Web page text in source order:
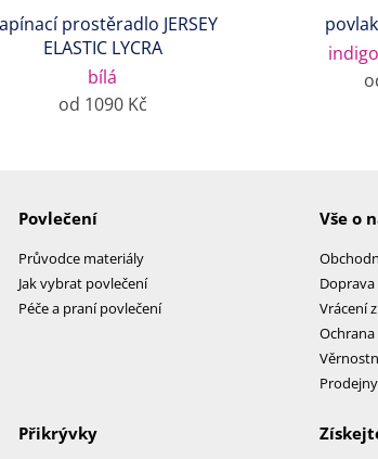
prostěradlo JERSEY
ELASTIC LYCRA
bílá
od 1090 Kč
Povlečení
Průvodce materiály
Jak vybrat povlečení
Péče a praní povlečení
Vše o
Vrácení
Prodejny
Přikrývky